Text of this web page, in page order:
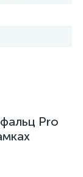
Pro